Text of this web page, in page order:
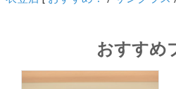
おすすめ